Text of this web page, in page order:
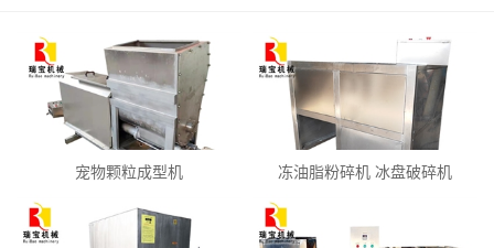
宠物颗粒成型机 冻油脂粉碎机 冰盘破碎机